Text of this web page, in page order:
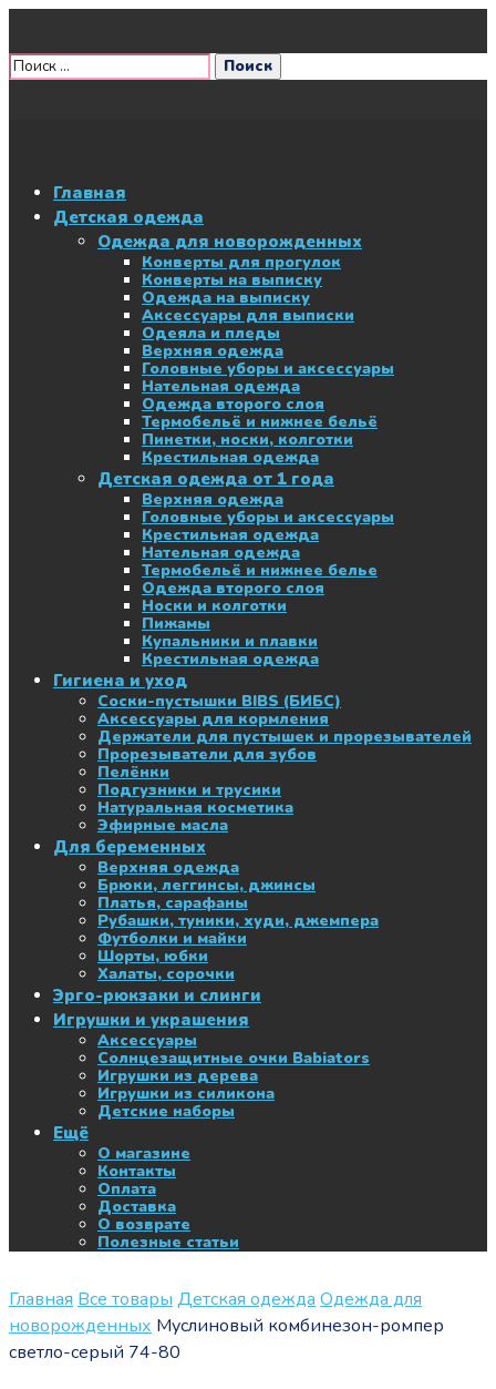
Главная
Детская одежда
Одежда для новорожденных
Конверты для прогулок
Конверты на выписку
Одежда на выписку
Аксессуары для выписки
Одеяла и пледы
Верхняя одежда
Головные уборы и аксессуары
Нательная одежда
Одежда второго слоя
Термобельё и нижнее бельё
Пинетки, носки, колготки
Крестильная одежда
Детская одежда от 1 года
Верхняя одежда
Головные уборы и аксессуары
Крестильная одежда
Нательная одежда
Термобельё и нижнее белье
Одежда второго слоя
Носки и колготки
Пижамы
Купальники и плавки
Крестильная одежда
Гигиена и уход
Соски-пустышки BIBS (БИБС)
Аксессуары для кормления
Держатели для пустышек и прорезывателей
Прорезыватели для зубов
Пелёнки
Подгузники и трусики
Натуральная косметика
Эфирные масла
Для беременных
Верхняя одежда
Брюки, леггинсы, джинсы
Платья, сарафаны
Рубашки, туники, худи, джемпера
Футболки и майки
Шорты, юбки
Халаты, сорочки
Эрго-рюкзаки и слинги
Игрушки и украшения
Аксессуары
Солнцезащитные очки Babiators
Игрушки из дерева
Игрушки из силикона
Детские наборы
Ещё
О магазине
Контакты
Оплата
Доставка
О возврате
Полезные статьи
Главная Все товары Детская одежда Одежда для
новорожденных Муслиновый комбинезон-ромпер
светло-серый 74-80